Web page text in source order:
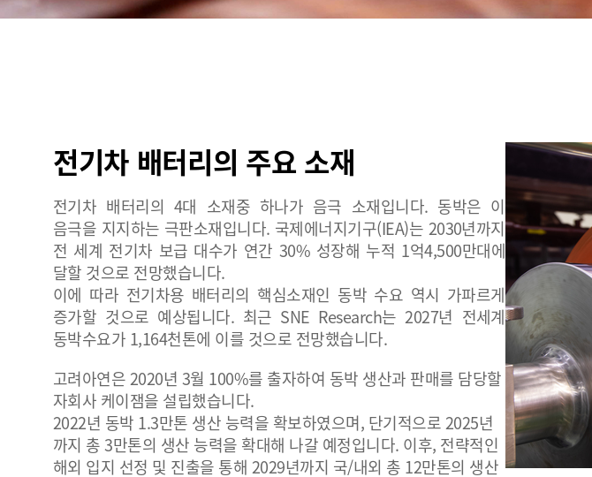
전기차 배터리의 주요 소재
전기차 배터리의 4대 소재중 하나가 음극 소재입니다. 동박은 이
음극을 지지하는 극판소재입니다. 국제에너지기구(IEA)는 2030년까지
전 세계 전기차 보급 대수가 연간 30% 성장해 누적 1억4,500만대에
달할 것으로 전망했습니다.
이에 따라 전기차용 배터리의 핵심소재인 동박 수요 역시 가파르게
증가할 것으로 예상됩니다. 최근 SNE Research는 2027년 전세계
동박수요가 1,164천톤에 이를 것으로 전망했습니다.
고려아연은 2020년 3월 100%를 출자하여 동박 생산과 판매를 담당할
자회사 케이잼을 설립했습니다.
2022년 동박 1.3만톤 생산 능력을 확보하였으며, 단기적으로 2025년
까지 총 3만톤의 생산 능력을 확대해 나갈 예정입니다. 이후, 전략적인
해외 입지 선정 및 진출을 통해 2029년까지 국/내외 총 12만톤의 생산